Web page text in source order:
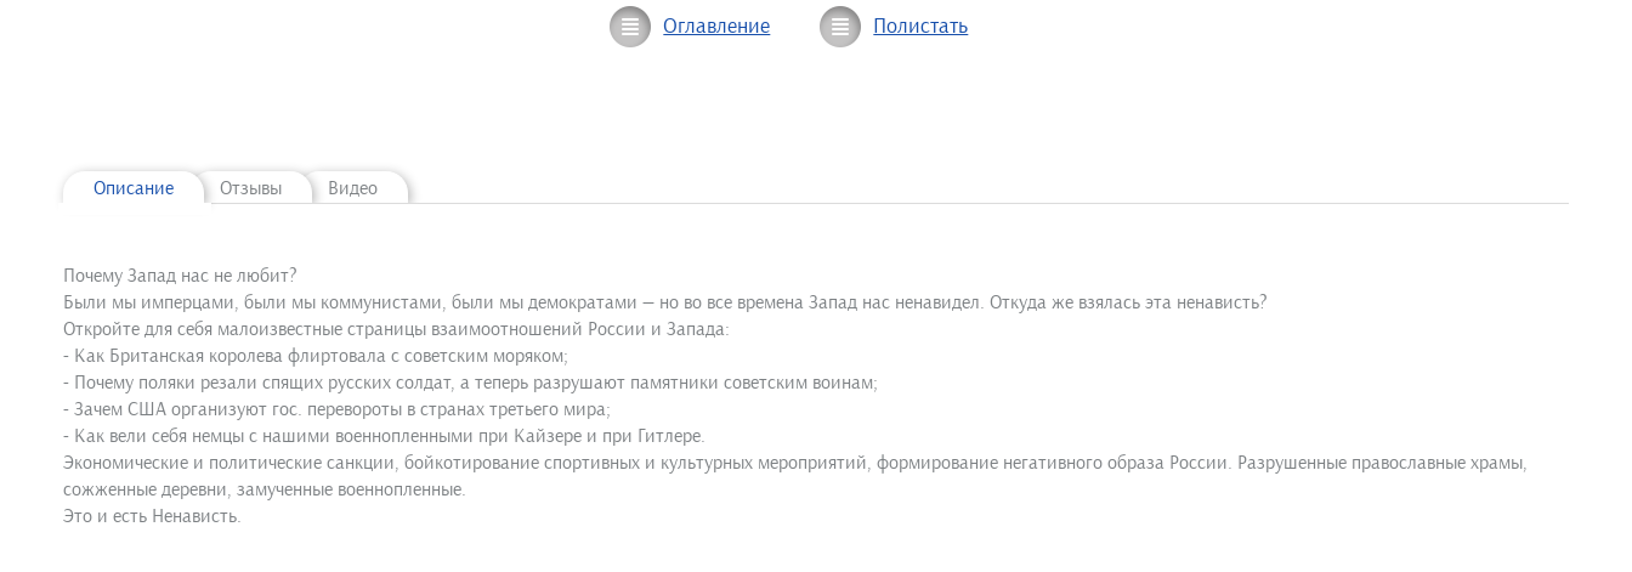
Оглавление Полистать
Описание Отзывы Видео
Почему Запад нас не любит?
Были мы имперцами, были мы коммунистами, были мы демократами — но во все времена Запад нас ненавидел. Откуда же взялась эта ненависть?
Откройте для себя малоизвестные страницы взаимоотношений России и Запада:
- Как Британская королева флиртовала с советским моряком;
- Почему поляки резали спящих русских солдат, а теперь разрушают памятники советским воинам;
- Зачем США организуют гос. перевороты в странах третьего мира;
- Как вели себя немцы с нашими военнопленными при Кайзере и при Гитлере.
Экономические и политические санкции, бойкотирование спортивных и культурных мероприятий, формирование негативного образа России. Разрушенные православные храмы,
сожженные деревни, замученные военнопленные.
Это и есть Ненависть.